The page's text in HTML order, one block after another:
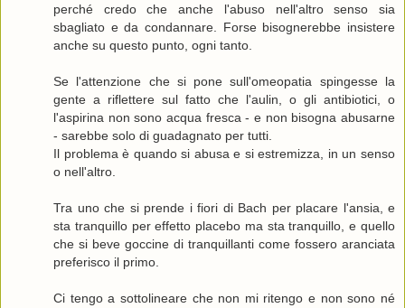
perché credo che anche l'abuso nell'altro senso sia
sbagliato e da condannare. Forse bisognerebbe insistere
anche su questo punto, ogni tanto.
Se l'attenzione che si pone sull'omeopatia spingesse la
gente a riflettere sul fatto che l'aulin, o gli antibiotici, o
l'aspirina non sono acqua fresca - e non bisogna abusarne
- sarebbe solo di guadagnato per tutti.
Il problema è quando si abusa e si estremizza, in un senso
o nell'altro.
Tra uno che si prende i fiori di Bach per placare l'ansia, e
sta tranquillo per effetto placebo ma sta tranquillo, e quello
che si beve goccine di tranquillanti come fossero aranciata
preferisco il primo.
Ci tengo a sottolineare che non mi ritengo e non sono né